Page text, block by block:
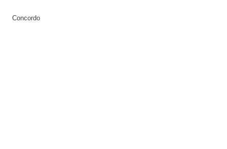
Concordo